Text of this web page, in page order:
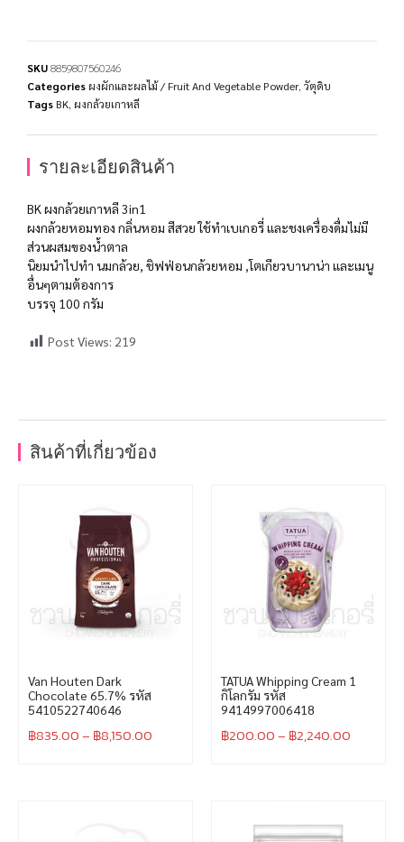
SKU8859807560246
Categories ผงผักและผลไม้ / Fruit And Vegetable Powder, วัตุดิบ
Tags BK ผงกล้วยเกาหลี
รายละเอียดสินค้า
BK ผงกล้วยเกาหลี 3in1
ผงกล้วยหอมทอง กลิ่นหอม สีสวย ใช้ทำเบเกอรี่ และชงเครื่องดื่มไม่มี
ส่วนผสมของน้ำตาล
นิยมนำไปทำ นมกล้วย, ชิฟฟ่อนกล้วยหอม ,โตเกียวบานาน่า และเมนู
อื่นๆตามต้องการ
บรรจุ 100 กรัม
Post Views: 219
สินค้าที่เกี่ยวข้อง
Van Houten Dark
Chocolate 65.7% รหัส
5410522740646
฿835.00– ฿8,150.00
TATUA Whipping Cream 1
กิโลกรัม รหัส
9414997006418
฿200.00– ฿2,240.00